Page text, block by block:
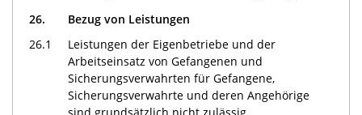
26.
Bezug von Leistungen
26.1
Leistungen der Eigenbetriebe und der
Arbeitseinsatz von Gefangenen und
Sicherungsverwahrten für Gefangene,
Sicherungsverwahrte und deren Angehörige